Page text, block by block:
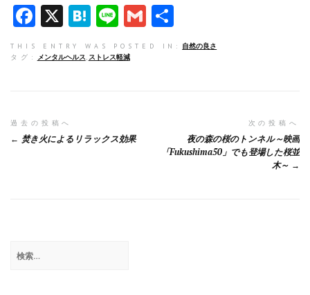
F
a
ce
o
k
X H
at
e
Li
n
e
G
m 有
THIS ENTRY WAS POSTED IN:
自然の良さ
タグ:
メンタルヘルス ストレス軽減
投
稿
シ
過去の投稿へ
焚き火によるリラックス効果
次の投稿へ
夜の森の桜のトンネル～映画
「Fukushima50」でも登場した桜並
木～
索: